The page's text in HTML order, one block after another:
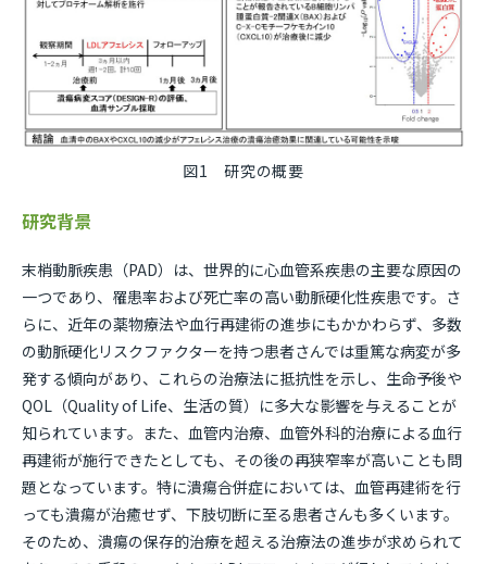
図1 研究の概要
研究背景
末梢動脈疾患（PAD）は、世界的に心血管系疾患の主要な原因の
一つであり、罹患率および死亡率の高い動脈硬化性疾患です。さ
らに、近年の薬物療法や血行再建術の進歩にもかかわらず、多数
の動脈硬化リスクファクターを持つ患者さんでは重篤な病変が多
発する傾向があり、これらの治療法に抵抗性を示し、生命予後や
QOL（Quality of Life、生活の質）に多大な影響を与えることが
知られています。また、血管内治療、血管外科的治療による血行
再建術が施行できたとしても、その後の再狭窄率が高いことも問
題となっています。特に潰瘍合併症においては、血管再建術を行
っても潰瘍が治癒せず、下肢切断に至る患者さんも多くいます。
そのため、潰瘍の保存的治療を超える治療法の進歩が求められて